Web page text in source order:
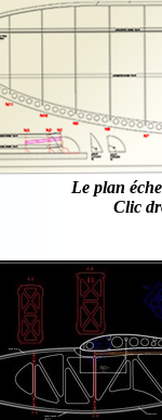
Le plan
Clic